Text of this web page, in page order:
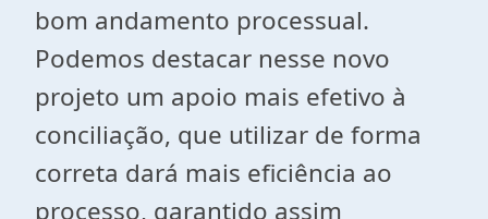
bom andamento processual.
Podemos destacar nesse novo
projeto um apoio mais efetivo à
conciliação, que utilizar de forma
correta dará mais eficiência ao
processo, garantido assim